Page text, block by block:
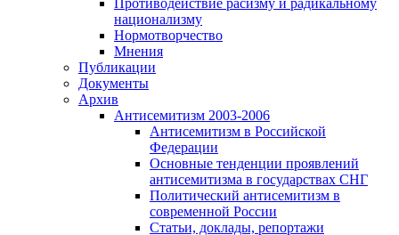
Противодействие расизму и радикальному
национализму
Нормотворчество
Мнения
Публикации
Документы
Архив
Антисемитизм 2003-2006
Антисемитизм в Российской
Федерации
Основные тенденции проявлений
антисемитизма в государствах СНГ
Политический антисемитизм в
современной России
Статьи, доклады, репортажи